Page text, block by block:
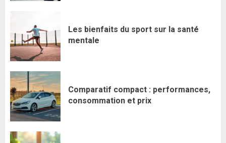
Les bienfaits du sport sur la santé
mentale
Comparatif compact : performances,
consommation et prix